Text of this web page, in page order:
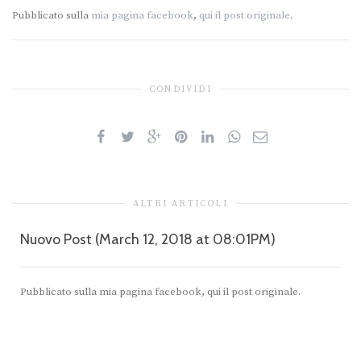
Pubblicato sulla mia pagina facebook, qui il post originale.
CONDIVIDI
ALTRI ARTICOLI
Nuovo Post (March 12, 2018 at 08:01PM)
Pubblicato sulla mia pagina facebook, qui il post originale.